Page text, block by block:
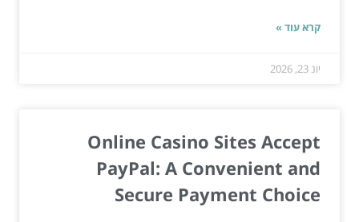
קרא עוד »
יונ 23, 2026
Online Casino Sites Accept
PayPal: A Convenient and
Secure Payment Choice